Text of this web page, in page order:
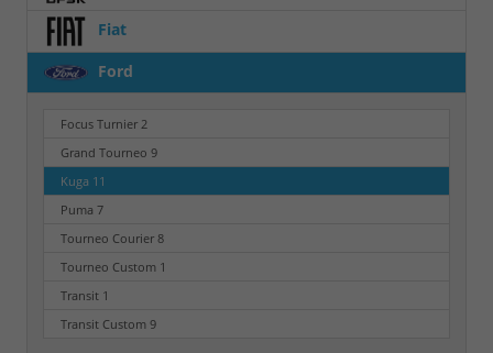
Fiat
Ford
Focus Turnier 2
Grand Tourneo 9
Kuga 11
Puma 7
Tourneo Courier 8
Tourneo Custom 1
Transit 1
Transit Custom 9